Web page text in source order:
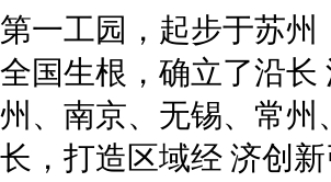
第一工园，起步于苏
全国生根，确立了沿长
州、南京、无锡、常州
长，打造区域经 济创